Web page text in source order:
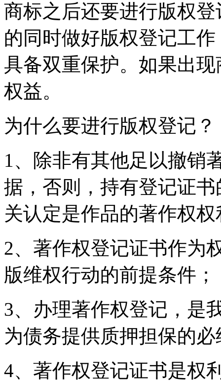
商标之后还要进行版权
的同时做好版权登记工
具备双重保护。如果出
权益。
为什么要进行版权登记？
1、除非有其他足以撤销
据，否则，持有登记证
关认定是作品的著作权
2、著作权登记证书作为
版维权行动的前提条件；
3、办理著作权登记，是
为债务提供质押担保的
4、著作权登记证书是权